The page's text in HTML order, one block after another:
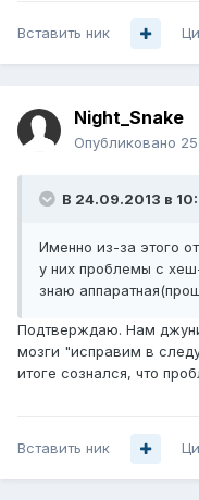
Вставить ник
Night_Snake
Опубликовано
В 24.09.2013 в
Именно из-за этого
у них проблемы с
знаю
Подтверждаю. Нам
мозги "исправим в
итоге сознался, что
Вставить ник